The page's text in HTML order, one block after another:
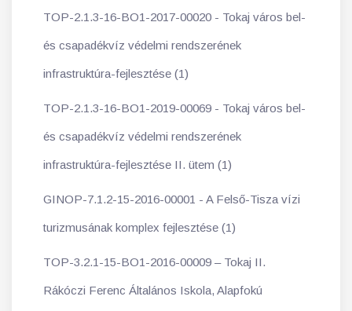
TOP-2.1.3-16-BO1-2017-00020 - Tokaj város bel-
és csapadékvíz védelmi rendszerének
infrastruktúra-fejlesztése (1)
TOP-2.1.3-16-BO1-2019-00069 - Tokaj város bel-
és csapadékvíz védelmi rendszerének
infrastruktúra-fejlesztése II. ütem (1)
GINOP-7.1.2-15-2016-00001 - A Felső-Tisza vízi
turizmusának komplex fejlesztése (1)
TOP-3.2.1-15-BO1-2016-00009 – Tokaj II.
Rákóczi Ferenc Általános Iskola, Alapfokú